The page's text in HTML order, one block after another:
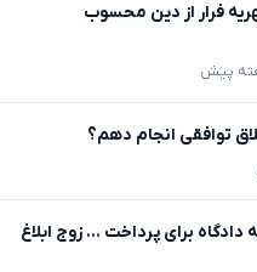
فرار از دین محسوب
توافقی انجام دهم؟
برای پرداخت ... زوج ابلاغ